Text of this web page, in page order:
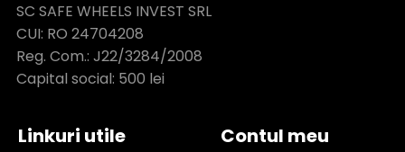
SC SAFE WHEELS INVEST SRL
CUI: RO 24704208
Reg. Com.: J22/3284/2008
Capital social: 500 lei
Linkuri utile Contul meu